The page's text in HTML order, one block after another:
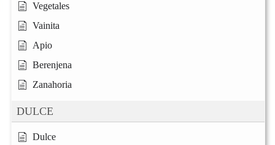
Vegetales
Vainita
Apio
Berenjena
Zanahoria
DULCE
Dulce